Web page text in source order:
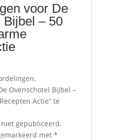
voor De
Bijbel – 50
Ovenschotel Bijbel –
Actie” te
gepubliceerd.
met *